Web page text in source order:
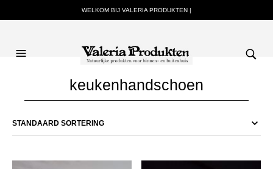
WELKOM BIJ VALERIA PRODUKTEN |
keukenhandschoen